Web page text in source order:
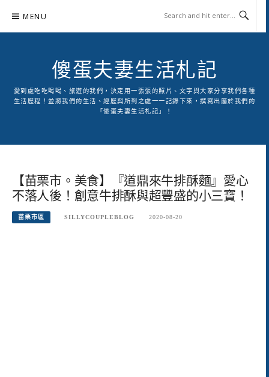
content
MENU
傻蛋夫妻生活札記
愛到處吃吃喝喝、旅遊的我們，決定用一張張的照片、文字與大家分享我們各種
生活歷程！並將我們的生活、經歷與所到之處一一記錄下來，撰寫出屬於我們的
「傻蛋夫妻生活札記」！
【苗栗市。美食】『道鼎來牛排酥麵』愛心
不落人後！創意牛排酥與超豐盛的小三寶！
苗栗市區 SILLYCOUPLEBLOG 2020-08-20